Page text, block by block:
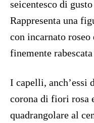
seicentesco di
Rappresenta una
con incarnato roseo
finemente
I capelli, anch’essi
corona di fiori rosa
quadrangolare al